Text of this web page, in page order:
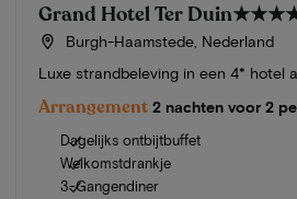
Grand Hotel Ter Duin
Burgh-Haamstede, Nederland
Luxe strandbeleving in een 4* hotel
Arrangement 2 nachten voor 2
Dagelijks ontbijtbuffet
Welkomstdrankje
3-Gangendiner